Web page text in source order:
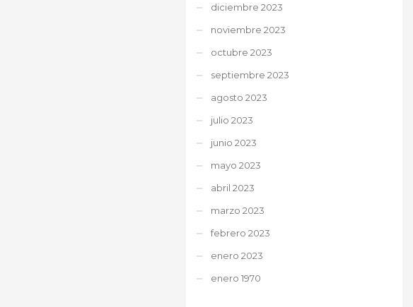
diciembre 2023
noviembre 2023
octubre 2023
septiembre 2023
agosto 2023
julio 2023
junio 2023
mayo 2023
abril 2023
marzo 2023
febrero 2023
enero 2023
enero 1970